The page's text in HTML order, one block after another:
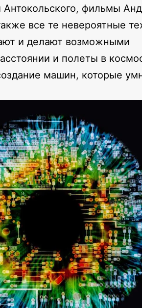
Антокольского, фильмы
все те невероятные
и делают возможными
и полеты в
машин, которые